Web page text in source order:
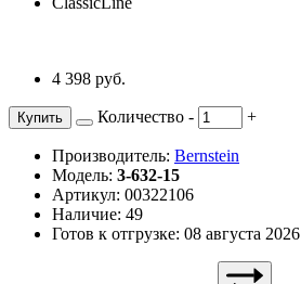
4 398 руб.
Купить Количество - +
Производитель: Bernstein
Модель: 3-632-15
Артикул: 00322106
Наличие: 49
Готов к отгрузке: 08 августа 2026